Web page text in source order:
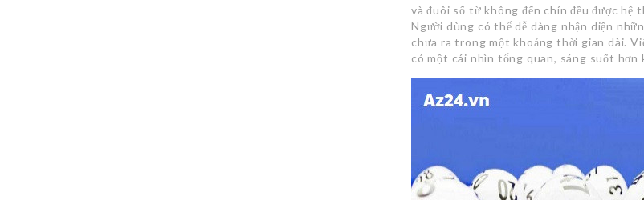
và đuôi số từ không đến chín đều được
Người dùng có thể dễ dàng nhận diện
chưa ra trong một khoảng thời gian dài.
có một cái nhìn tổng quan, sáng suốt